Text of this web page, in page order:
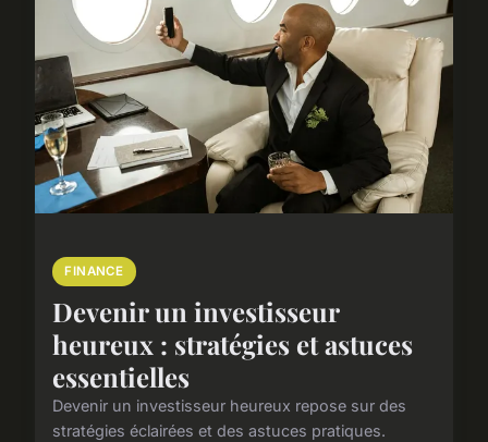
FINANCE
Devenir un investisseur
heureux : stratégies et astuces
essentielles
Devenir un investisseur heureux repose sur des
stratégies éclairées et des astuces pratiques.